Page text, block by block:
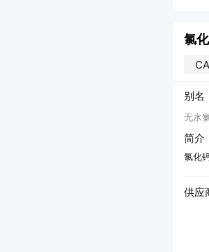
氯
别名
无水
简介
氯化
供应